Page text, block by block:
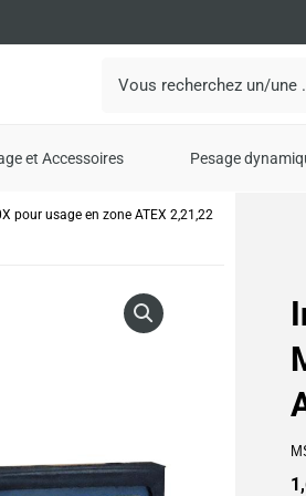
for:
et Accessoires Pesage
pour usage en zone ATEX 2,21,22